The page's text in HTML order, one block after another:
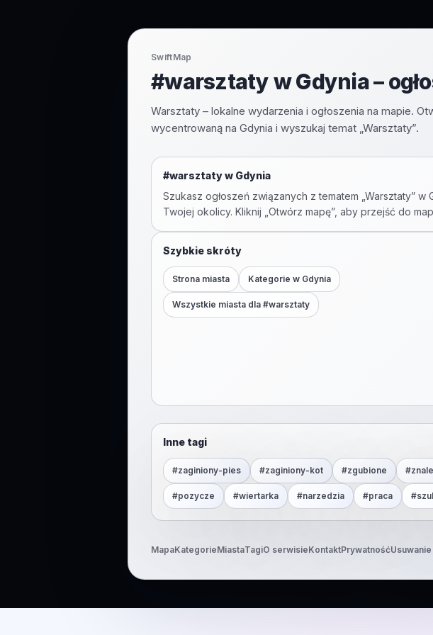
SwiftMap
#warsztaty w Gdynia –
Warsztaty – lokalne wydarzenia i ogłoszenia na mapie.
wycentrowaną na Gdynia i wyszukaj temat „Warsztaty”.
#warsztatyw Gdynia
Szukasz ogłoszeń związanych z tematem „ Warsztaty” w
Twojej okolicy. Kliknij „Otwórz mapę”, aby przejść do
Szybkie skróty
Strona miasta Kategorie w Gdynia
Wszystkie miasta dla #warsztaty
Inne tagi
#zaginiony-pies #zaginiony-kot #zgubione #
#pozycze #wiertarka #narzedzia #praca #
MapaKategorieMiastaTagiO serwisieKontaktPrywatność